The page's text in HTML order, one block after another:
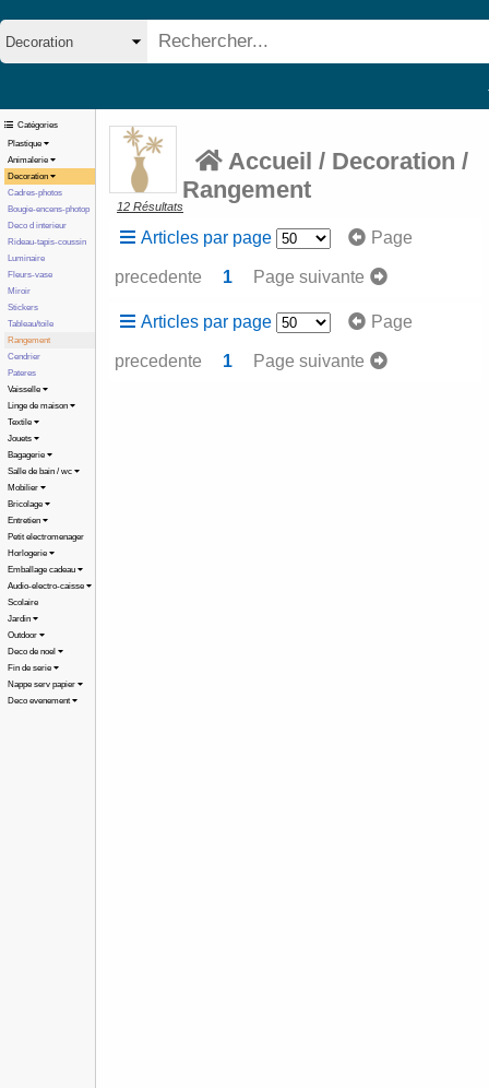
Catégories
Plastique
Animalerie
Decoration
Cadres-photos
Bougie-encens-photop
Deco d interieur
Rideau-tapis-coussin
Luminaire
Fleurs-vase
Miroir
Stickers
Tableau/toile
Rangement
Cendrier
Pateres
Vaisselle
Linge de maison
Textile
Jouets
Bagagerie
Salle de bain / wc
Mobilier
Bricolage
Entretien
Petit electromenager
Horlogerie
Emballage cadeau
Audio-electro-caisse
Scolaire
Jardin
Outdoor
Deco de noel
Fin de serie
Nappe serv papier
Deco evenement
Accueil / Decoration /
Rangement
12 Résultats
Articles par page Page
precedente 1 Page suivante
Articles par page Page
precedente 1 Page suivante